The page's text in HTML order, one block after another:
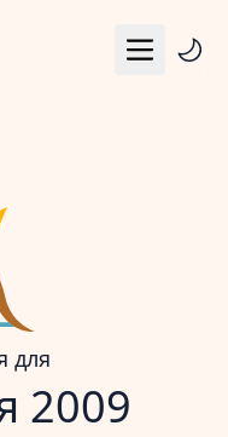
Меню
для
2009